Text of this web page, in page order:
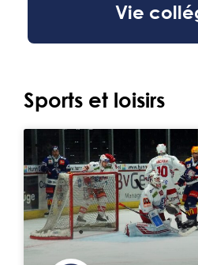
Vie
Sports et loisirs